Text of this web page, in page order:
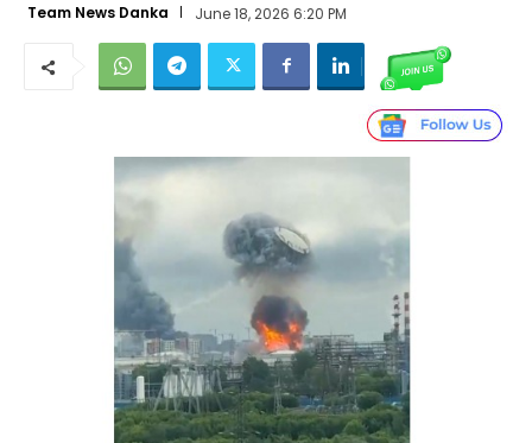
Team News Danka June 18, 2026 6:20 PM